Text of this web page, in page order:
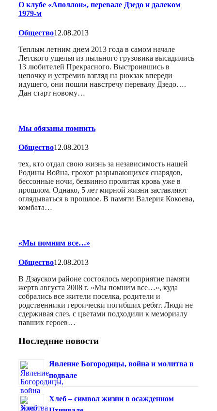
О клубе «Аполлон», перевале Дзедо и далеком
1979-м
Общество12.08.2013
Теплым летним днем 2013 года в самом начале
Летского ущелья из пыльного грузовика высадились
13 любителей Прекрасного. Выстроившись в
цепочку и устремив взгляд на рюкзак впереди
идущего, они пошли навстречу перевалу Дзедо….
Дан старт новому…
Мы обязаны помнить
Общество12.08.2013
тех, кто отдал свою жизнь за независимость нашей
Родины Война, грохот разрывающихся снарядов,
бессонные ночи, безвинно пролитая кровь уже в
прошлом. Однако, 5 лет мирной жизни заставляют
оглядываться в прошлое. В памяти Валерия Кокоева,
комбата…
«Мы помним все…»
Общество12.08.2013
В Дзауском районе состоялось мероприятие памяти
жертв августа 2008 г. «Мы помним все…», куда
собрались все жители поселка, родители и
родственники героически погибших ребят. Люди не
сдерживая слез, с цветами подходили к мемориалу
павших героев…
Последние новости
Явление Богородицы, война и молитва в
подвале
Хлеб – символ жизни в осажденном